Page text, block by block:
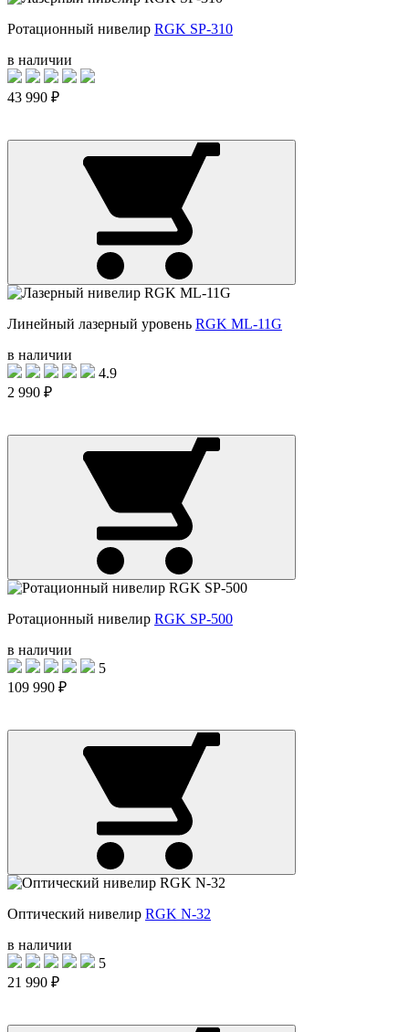
Ротационный нивелир RGK SP-310
в наличии
43 990 ₽
Линейный лазерный уровень RGK ML-11G
в наличии
4.9
2 990 ₽
Ротационный нивелир RGK SP-500
в наличии
5
109 990 ₽
Оптический нивелир RGK N-32
в наличии
5
21 990 ₽